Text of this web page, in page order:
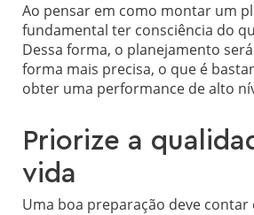
Ao pensar em como montar um
fundamental ter consciência do
Dessa forma, o planejamento
forma mais precisa, o que é
obter uma performance de alto
Priorize a
vida
Uma boa preparação deve